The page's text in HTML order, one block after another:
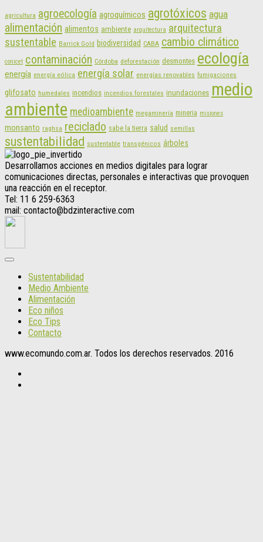
agricultura agroecología agroquímicos agrotóxicos agua
alimentación alimentos ambiente arquitectura arquitectura
sustentable Barrick Gold biodiversidad CABA cambio climático
conicet contaminación Córdoba deforestación desmontes ecología
energía energía eólica energía solar energías renovables fumigaciones
glifosato humedales incendios incendios forestales inundaciones medio
ambiente medioambiente megaminería mineria misiones
monsanto raghsa reciclado sabe la tierra salud semillas
sustentabilidad sustentable transgénicos árboles
Desarrollamos acciones en medios digitales para lograr
comunicaciones directas, personales e interactivas que provoquen
una reacción en el receptor.
Tel: 11 6 259-6363
mail: contacto@bdzinteractive.com
Sustentabilidad
Medio Ambiente
Alimentación
Eco niños
Eco Tips
Contacto
www.ecomundo.com.ar. Todos los derechos reservados. 2016